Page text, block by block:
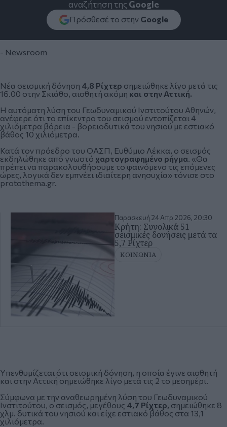
αναζήτηση της Google
Πρόσθεσέ το στην Google
- Newsroom
Νέα σεισμική δόνηση 4,8 Ρίχτερ σημειώθηκε λίγο μετά τις
16.00 στην Σκιάθο, αισθητή ακόμη και στην Αττική.
Η αυτόματη λύση του Γεωδυναμικού Ινστιτούτου Αθηνών,
ανέφερε ότι το επίκεντρο του σεισμού εντοπίζεται 4
χιλιόμετρα βόρεια - βορειοδυτικά του νησιού με εστιακό
βάθος 10 χιλιόμετρα.
Κατά τον πρόεδρο του ΟΑΣΠ, Ευθύμιο Λέκκα, ο σεισμός
εκδηλώθηκε από γνωστό χαρτογραφημένο ρήγμα. «Θα
πρέπει να παρακολουθήσουμε το φαινόμενο τις επόμενες
ώρες, λογικά δεν εμπνέει ιδιαίτερη ανησυχία» τόνισε στο
protothema.gr.
Παρασκευή 24 Απρ 2026, 20:30
Κρήτη: Συνολικά 51
σεισμικές δονήσεις μετά τα
5,7 Ρίχτερ
ΚΟΙΝΩΝΙΑ
Υπενθυμίζεται ότι σεισμική δόνηση, η οποία έγινε αισθητή
και στην Αττική σημειώθηκε λίγο μετά τις 2 το μεσημέρι.
Σύμφωνα με την αναθεωρημένη λύση του Γεωδυναμικού
Ινστιτούτου, ο σεισμός, μεγέθους 4,7 Ρίχτερ, σημειώθηκε 8
χλμ. δυτικά του νησιού και είχε εστιακό βάθος στα 13,1
χιλιόμετρα.